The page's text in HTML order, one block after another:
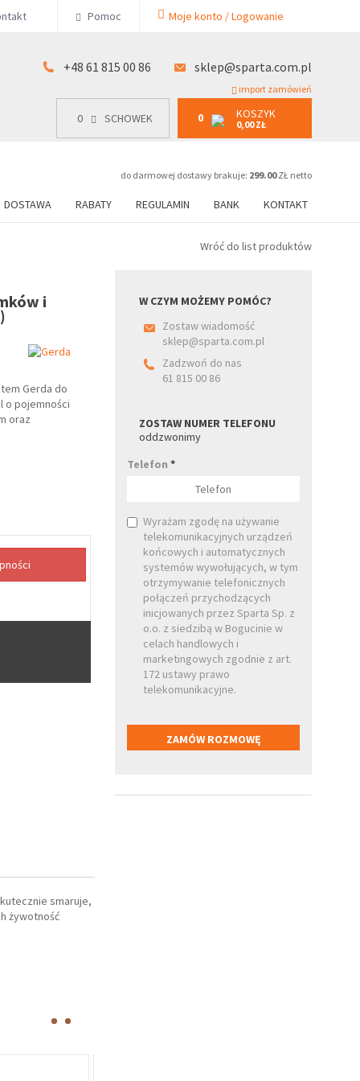
Pomoc Moje konto / Logowanie
+48 61 815 00 86 sklep@sparta.com.pl
import zamówień
0 SCHOWEK 0 KOSZYK
0,00 ZŁ
do darmowej dostawy brakuje: 299.00ZŁ netto
DOSTAWA RABATY REGULAMIN BANK KONTAKT
0 SCHOWEK 0 KOSZYK
0,00 ZŁ
00 86
Wróć do list produktów
i
Gerda do
o pojemności
oraz
smaruje,
żywotność
W CZYM MOŻEMY POMÓC?
Zostaw wiadomość
sklep@sparta.com.pl
Zadzwoń do nas
61 815 00 86
ZOSTAW NUMER TELEFONU
oddzwonimy
Telefon*
Wyrażam zgodę na używanie
telekomunikacyjnych urządzeń
końcowych i automatycznych
systemów wywołujących, w tym
otrzymywanie telefonicznych
połączeń przychodzących
inicjowanych przez Sparta Sp. z
o.o. z siedzibą w Bogucinie w
celach handlowych i
marketingowych zgodnie z art.
172 ustawy prawo
telekomunikacyjne.